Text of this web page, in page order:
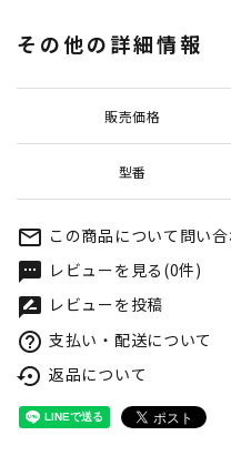
その他の詳細情報
販売価格
型番
mail_outline この商品について問い
textsms レビューを見る(0件)
rate_review レビューを投稿
help_outline 支払い・配送について
settings_backup_restore 返品について